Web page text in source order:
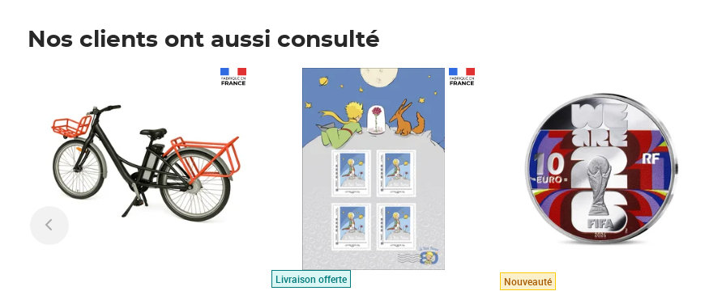
Nos clients ont aussi consulté
Livraison offerte
Prix 7,50€
Nouveauté